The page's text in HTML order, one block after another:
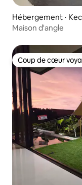
Hébergement ⋅
Maison d'angle
Coup de cœur
Coup de cœur